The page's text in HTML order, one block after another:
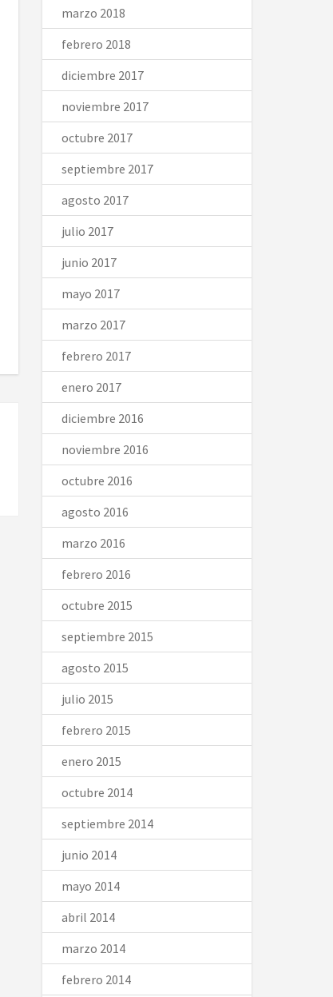
marzo 2018
febrero 2018
diciembre 2017
noviembre 2017
octubre 2017
septiembre 2017
agosto 2017
julio 2017
junio 2017
mayo 2017
marzo 2017
febrero 2017
enero 2017
diciembre 2016
noviembre 2016
octubre 2016
agosto 2016
marzo 2016
febrero 2016
octubre 2015
septiembre 2015
agosto 2015
julio 2015
febrero 2015
enero 2015
octubre 2014
septiembre 2014
junio 2014
mayo 2014
abril 2014
marzo 2014
febrero 2014